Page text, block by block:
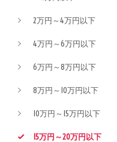
2万円～4万円以下
4万円～6万円以下
6万円～8万円以下
8万円～10万円以下
10万円～15万円以下
15万円～20万円以下